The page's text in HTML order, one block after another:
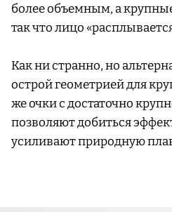
более объемным, а
так что лицо
Как ни странно, но
острой геометрией для
же очки с достаточно
позволяют добиться
усиливают природную